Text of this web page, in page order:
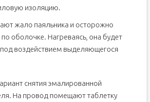
изоляцию.
жало паяльника и осторожно
оболочке. Нагреваясь, она будет
под воздействием выделяющегося
снятия эмалированной
На провод помещают таблетку